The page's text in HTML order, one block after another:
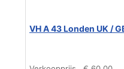
VH A 43 Londen UK /